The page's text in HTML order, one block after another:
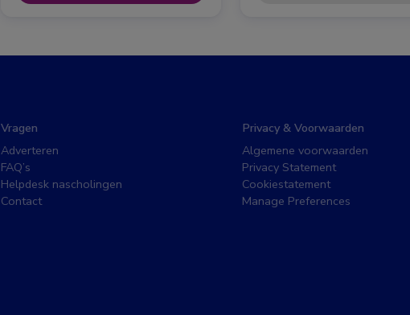
Vragen
Adverteren
FAQ’s
Helpdesk nascholingen
Contact
Privacy & Voorwaarden
Algemene voorwaarden
Privacy Statement
Cookiestatement
Manage Preferences